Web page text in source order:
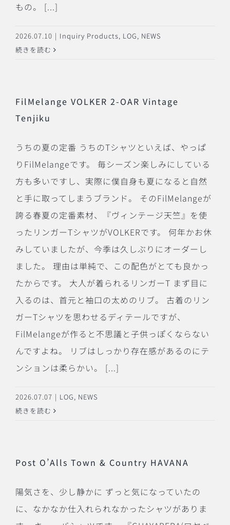
もの。 [...]
2026.07.10 | Inquiry Products, LOG, NEWS
続きを読む
FilMelange VOLKER 2-OAR Vintage
Tenjiku
うちの夏の定番 うちのTシャツといえば、やっぱ
りFilMelangeです。 毎シーズン楽しみにしている
方も多いですし、実際に僕自身も夏になると自然
と手に取ってしまうブランド。 そのFilMelangeが
誇る春夏の定番素材、『ヴィンテージ天竺』を使
ったリンガーTシャツがVOLKERです。 何年かお休
みしていましたが、今季は久しぶりにオーダーし
ました。 理由は単純で、この配色がとても良かっ
たからです。 大人が着られるリンガーT まず目に
入るのは、首元と袖口の太めのリブ。 古着のリン
ガーTシャツを思わせるディテールですが、
FilMelangeが作ると不思議と子供っぽくならない
んですよね。 リブはしっかり存在感があるのにテ
ンションは柔らかい。 [...]
2026.07.07 | LOG, NEWS
続きを読む
Post O’Alls Town & Country HAVANA
陽気さを、少し静かに ずっと気になっていたの
に、なかなか仕入れられなかったシャツがありま